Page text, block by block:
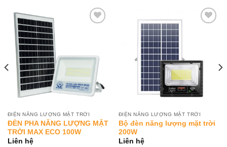
ĐIỆN NĂNG LƯỢNG MẶT TRỜI
ĐÈN PHA NĂNG LƯỢNG MẶT
TRỜI MAX ECO 100W
Liên hệ
ĐIỆN NĂNG LƯỢNG MẶT TRỜI
Bộ đèn năng lượng mặt trời
200W
Liên hệ